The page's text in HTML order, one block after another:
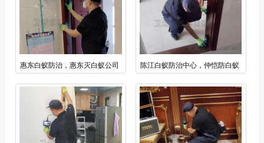
惠东白蚁防治，惠东灭白蚁公司
100%清除蚁害】
陈江白蚁防治中心，仲恺防白蚁